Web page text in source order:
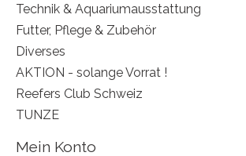
Technik & Aquariumausstattung
Futter, Pflege & Zubehör
Diverses
AKTION - solange Vorrat !
Reefers Club Schweiz
TUNZE
Mein Konto